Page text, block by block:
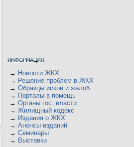
→ Новости ЖКХ
→ Решение проблем в ЖКХ
→ Образцы исков и жалоб
→ Порталы в помощь
→ Органы гос. власти
→ Жилищный кодекс
→ Издания о ЖКХ
→ Анонсы изданий
→ Семинары
→ Выставки